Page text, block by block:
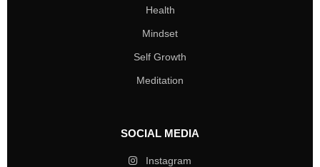
Health
Mindset
Self Growth
Meditation
SOCIAL MEDIA
Instagram